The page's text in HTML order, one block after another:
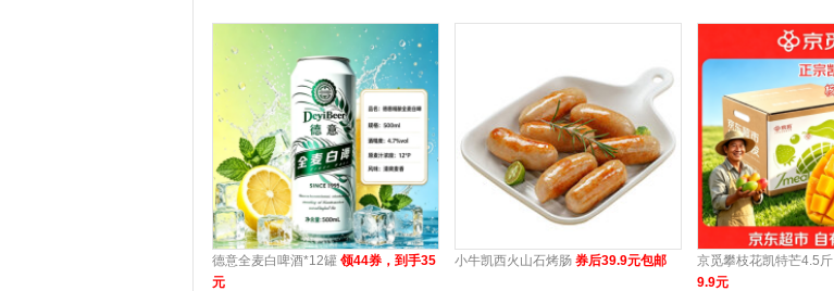
德意全麦白啤酒*12罐 领44券，到手35
元
小牛凯西火山石烤肠 券后39.9元包邮 京觅攀枝花凯特芒4.5斤
9.9元